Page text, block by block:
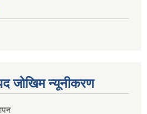
जोखिम न्यूनीकरण